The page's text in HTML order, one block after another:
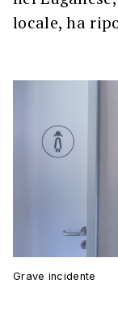
locale, ha
Grave incidente